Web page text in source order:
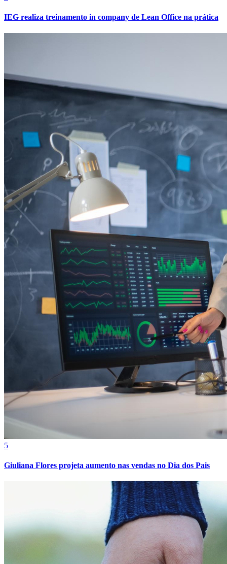
Fortaleza
IEG realiza treinamento in company de Lean Office na prática
5
Giuliana Flores projeta aumento nas vendas no Dia dos Pais